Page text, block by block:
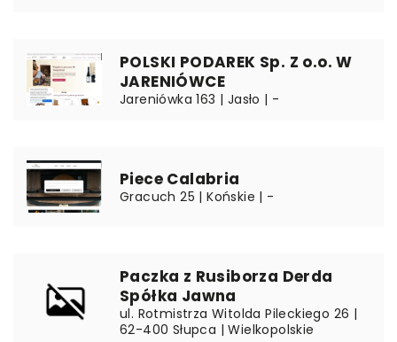
POLSKI PODAREK Sp. Z o.o. W
JARENIÓWCE
Jareniówka 163 | Jasło | -
Piece Calabria
Gracuch 25 | Końskie | -
Paczka z Rusiborza Derda
Spółka Jawna
ul. Rotmistrza Witolda Pileckiego 26 |
62-400 Słupca | Wielkopolskie